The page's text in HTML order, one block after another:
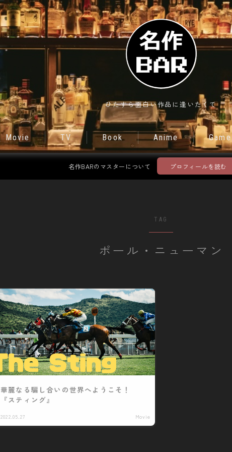
ひたすら面白い作品に逢いたくて
Movie TV Book Anime Game
Movie
TV
Book
お問い合わせ
名作BARのマスターについて プロフィールを読む
TAG
ポール・ニューマン
華麗なる騙し合いの世界へようこそ！
『スティング』
2022.05.27 Movie